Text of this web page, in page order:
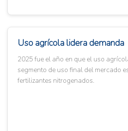
Uso agrícola lidera demanda
2025 fue el año en que el uso
segmento de uso final del mercado
fertilizantes nitrogenados.